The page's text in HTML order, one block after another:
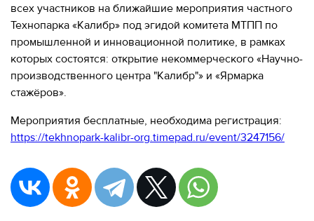
всех участников на ближайшие мероприятия частного
Технопарка «Калибр» под эгидой комитета МТПП по
промышленной и инновационной политике, в рамках
которых состоятся: открытие некоммерческого «Научно-
производственного центра "Калибр"» и «Ярмарка
стажёров».
Мероприятия бесплатные, необходима регистрация:
https://tekhnopark-kalibr-org.timepad.ru/event/3247156/